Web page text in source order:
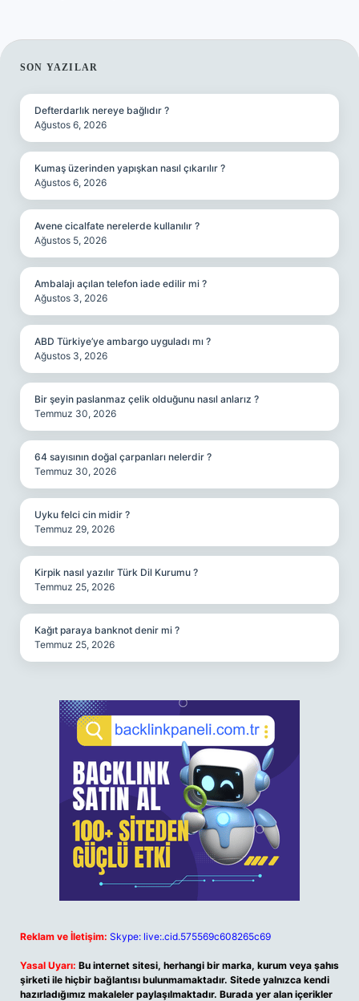
SIDEBAR
SON YAZILAR
Defterdarlık nereye bağlıdır ?
Ağustos 6, 2026
Kumaş üzerinden yapışkan nasıl çıkarılır ?
Ağustos 6, 2026
Avene cicalfate nerelerde kullanılır ?
Ağustos 5, 2026
Ambalajı açılan telefon iade edilir mi ?
Ağustos 3, 2026
ABD Türkiye’ye ambargo uyguladı mı ?
Ağustos 3, 2026
Bir şeyin paslanmaz çelik olduğunu nasıl anlarız ?
Temmuz 30, 2026
64 sayısının doğal çarpanları nelerdir ?
Temmuz 30, 2026
Uyku felci cin midir ?
Temmuz 29, 2026
Kirpik nasıl yazılır Türk Dil Kurumu ?
Temmuz 25, 2026
Kağıt paraya banknot denir mi ?
Temmuz 25, 2026
Reklam ve İletişim: Skype: live:.cid.575569c608265c69
Yasal Uyarı: Bu internet sitesi, herhangi bir marka, kurum veya şahıs
şirketi ile hiçbir bağlantısı bulunmamaktadır. Sitede yalnızca kendi
hazırladığımız makaleler paylaşılmaktadır. Burada yer alan içerikler